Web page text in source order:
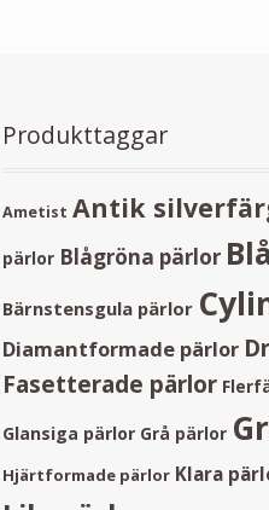
Produkttaggar
Ametist Antik
pärlor Blågröna pärlor
Bärnstensgula pärlor
Diamantformade pärlor
Fasetterade pärlor
Glansiga pärlor Grå pärlor
Hjärtformade pärlor Klara